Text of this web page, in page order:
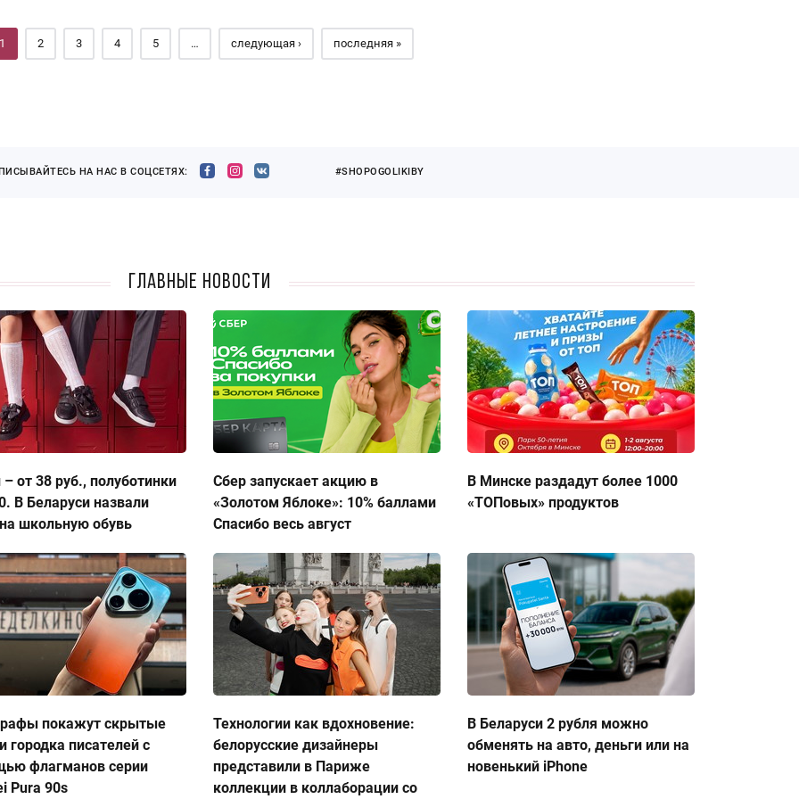
2 3 4 5 … следующая › последняя »
НА НАС В СОЦСЕТЯХ: #SHOPOGOLIKIBY
Главные новости
от 38 руб., полуботинки
В Беларуси назвали
школьную обувь
Сбер запускает акцию в
«Золотом Яблоке»: 10% баллами
Спасибо весь август
В Минске раздадут более 1000
«ТОПовых» продуктов
покажут скрытые
городка писателей с
флагманов серии
Pura 90s
Технологии как вдохновение:
белорусские дизайнеры
представили в Париже
коллекции в коллаборации со
В Беларуси 2 рубля можно
обменять на авто, деньги или на
новенький iPhone